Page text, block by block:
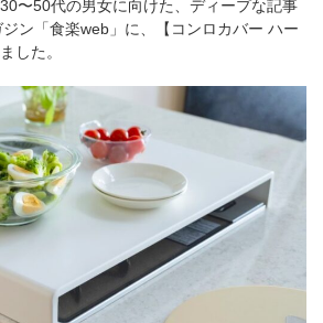
お問い合わせ
〜50代の男女に向けた、ディープな記事
ン 「食楽web」に、【コンロカバー ハー
した。